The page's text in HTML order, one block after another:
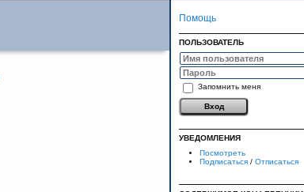
Помощь
ПОЛЬЗОВАТЕЛЬ
Запомнить меня
УВЕДОМЛЕНИЯ
Посмотреть
Подписаться/ Отписаться